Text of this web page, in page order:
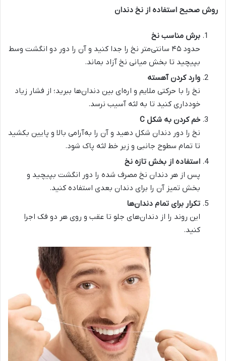
روش صحیح استفاده از نخ دندان
برش مناسب نخ
حدود ۴۵ سانتی‌متر نخ را جدا کنید و آن را دور دو انگشت وسط
بپیچید تا بخش میانی نخ آزاد بماند.
وارد کردن آهسته
نخ را با حرکتی ملایم و اره‌ای بین دندان‌ها ببرید؛ از فشار زیاد
خودداری کنید تا به لثه آسیب نرسد.
خم کردن به شکل
نخ را دور دندان شکل دهید و آن را به‌آرامی بالا و پایین بکشید
تا تمام سطوح جانبی و زیر خط لثه پاک شود.
استفاده از بخش تازه نخ
پس از هر دندان نخ مصرف شده را دور انگشت بپیچید و
بخش تمیز آن را برای دندان بعدی استفاده کنید.
تکرار برای تمام دندان‌ها
این روند را از دندان‌های جلو تا عقب و روی هر دو فک اجرا
کنید.